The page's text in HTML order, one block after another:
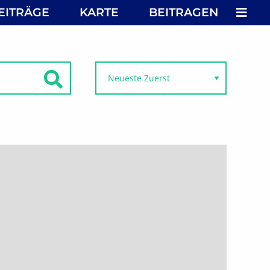
KARTE BEITRAGEN
SUCHEN